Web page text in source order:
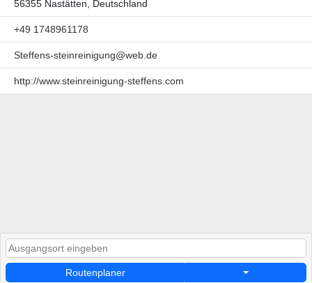
56355 Nastätten, Deutschland
+49 1748961178
Steffens-steinreinigung@web.de
http://www.steinreinigung-steffens.com
Routenplaner